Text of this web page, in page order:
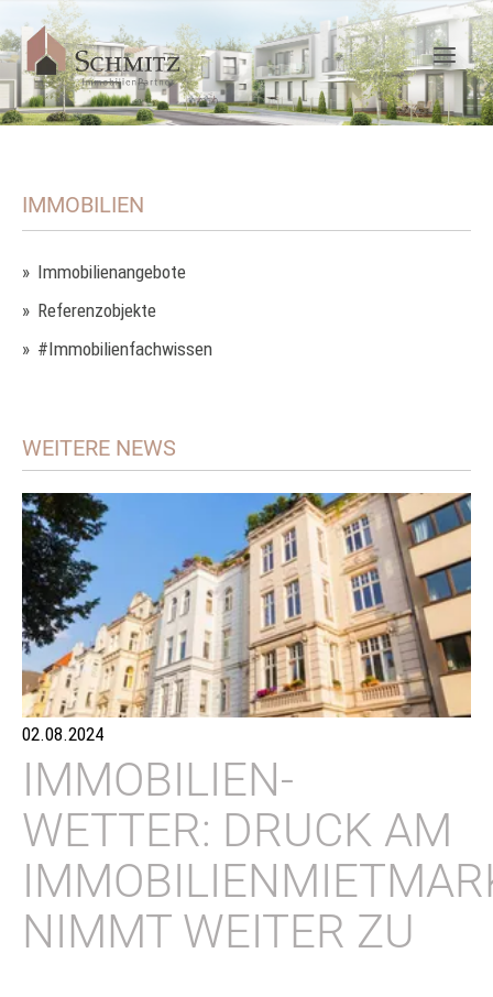
02.08.2024
IMMOBILIEN-
WETTER: DRUCK AM
NIMMT WEITER ZU
IMMOBILIEN
Immobilienangebote
Referenzobjekte
#Immobilienfachwissen
WEITERE NEWS